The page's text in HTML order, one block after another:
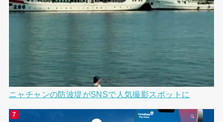
ニャチャンの防波堤がSNSで人気撮影スポットに